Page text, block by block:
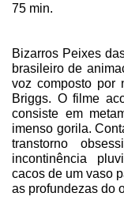
75 min.
Bizarros Peixes
brasileiro de
voz composto por
Briggs. O filme
consiste em
imenso gorila.
transtorno
incontinência
cacos de um vaso
as profundezas do